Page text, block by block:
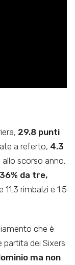
29.8 punti
a referto, 4.3
scorso anno,
da tre,
rimbalzi e 1.5
che è
dei Sixers
ma non